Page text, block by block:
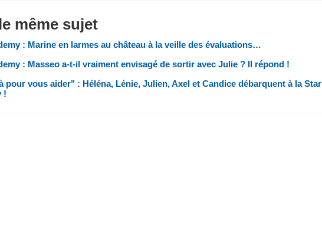
même sujet
: Marine en larmes au château à la veille des évaluations…
: Masseo a-t-il vraiment envisagé de sortir avec Julie ? Il répond !
pour vous aider" : Héléna, Lénie, Julien, Axel et Candice débarquent à la Star
!